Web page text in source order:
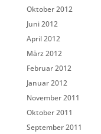
Oktober 2012
Juni 2012
April 2012
März 2012
Februar 2012
Januar 2012
November 2011
Oktober 2011
September 2011